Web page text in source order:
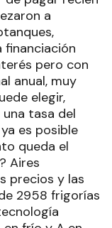
a
financiación
pero con
anual, muy
elegir,
tasa del
es posible
queda el
Aires
precios y las
2958 frigorías